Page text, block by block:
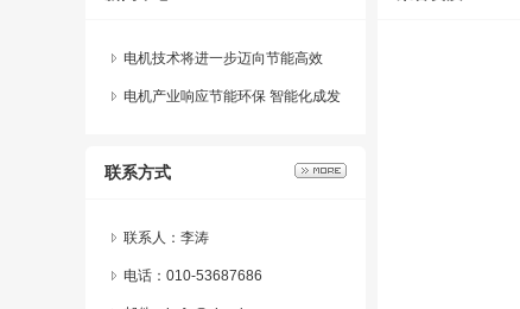
电机技术将进一步迈向节能高效
电机产业响应节能环保 智能化成发
联系方式
联系人：李涛
电话：010-53687686